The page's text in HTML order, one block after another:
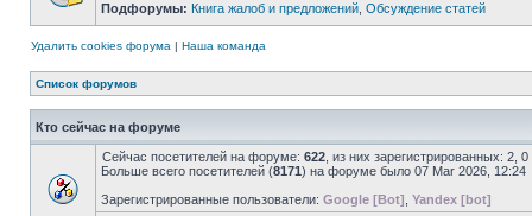
Подфорумы: Книга жалоб и предложений Обсуждение статей
Удалить cookies форума | Наша команда
Список форумов
Кто сейчас на форуме
Сейчас посетителей на форуме: 622 , из них зарегистрированных: 2,
Больше всего посетителей (8171) на форуме было 07 Mar 2026, 12:24
Зарегистрированные пользователи: Google [Bot] Yandex [bot]